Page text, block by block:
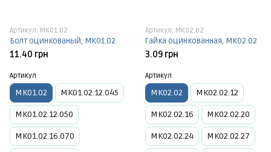
Артикул: МК01.02
Болт оцинкованый, МК01.02
11.40 грн
Артикул
МК01.02 МК01.02.12.045
МК01.02.12.050
МК01.02.16.070
Артикул: МК02.02
Гайка оцинкованная, МК02.02
3.09 грн
Артикул
МК02.02 МК02.02.12
МК02.02.16 МК02.02.20
МК02.02.24 МК02.02.27